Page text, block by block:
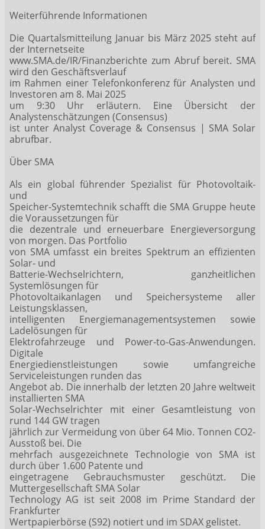
Weiterführende Informationen
Die Quartalsmitteilung Januar bis März 2025 steht auf
der Internetseite
www.SMA.de/IR/Finanzberichte zum Abruf bereit. SMA
wird den Geschäftsverlauf
im Rahmen einer Telefonkonferenz für Analysten und
Investoren am 8. Mai 2025
um 9:30 Uhr erläutern. Eine Übersicht der
Analystenschätzungen (Consensus)
ist unter Analyst Coverage & Consensus | SMA Solar
abrufbar.
Über SMA
Als ein global führender Spezialist für Photovoltaik-
und
Speicher-Systemtechnik schafft die SMA Gruppe heute
die Voraussetzungen für
die dezentrale und erneuerbare Energieversorgung
von morgen. Das Portfolio
von SMA umfasst ein breites Spektrum an effizienten
Solar- und
Batterie-Wechselrichtern, ganzheitlichen
Systemlösungen für
Photovoltaikanlagen und Speichersysteme aller
Leistungsklassen,
intelligenten Energiemanagementsystemen sowie
Ladelösungen für
Elektrofahrzeuge und Power-to-Gas-Anwendungen.
Digitale
Energiedienstleistungen sowie umfangreiche
Serviceleistungen runden das
Angebot ab. Die innerhalb der letzten 20 Jahre weltweit
installierten SMA
Solar-Wechselrichter mit einer Gesamtleistung von
rund 144 GW tragen
jährlich zur Vermeidung von über 64 Mio. Tonnen CO2-
Ausstoß bei. Die
mehrfach ausgezeichnete Technologie von SMA ist
durch über 1.600 Patente und
eingetragene Gebrauchsmuster geschützt. Die
Muttergesellschaft SMA Solar
Technology AG ist seit 2008 im Prime Standard der
Frankfurter
Wertpapierbörse (S92) notiert und im SDAX gelistet.